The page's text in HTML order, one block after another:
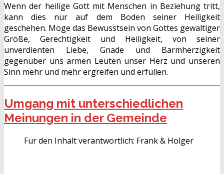
Wenn der heilige Gott mit Menschen in Beziehung tritt,
kann dies nur auf dem Boden seiner Heiligkeit
geschehen. Möge das Bewusstsein von Gottes gewaltiger
Größe, Gerechtigkeit und Heiligkeit, von seiner
unverdienten Liebe, Gnade und Barmherzigkeit
gegenüber uns armen Leuten unser Herz und unseren
Sinn mehr und mehr ergreifen und erfüllen.
Umgang mit unterschiedlichen
Meinungen in der Gemeinde
Für den Inhalt verantwortlich: Frank & Holger